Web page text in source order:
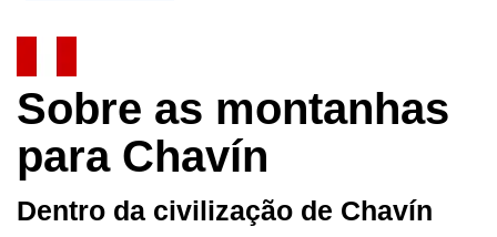
Sobre as montanhas
para Chavín
Dentro da civilização de Chavín